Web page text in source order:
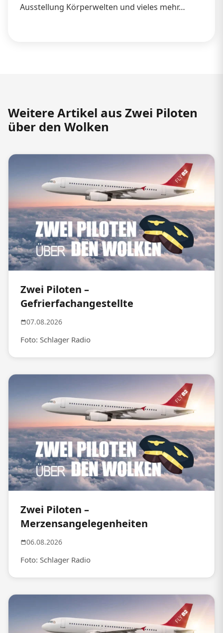
Ausstellung Körperwelten und vieles mehr…
Weitere Artikel aus Zwei Piloten
über den Wolken
Zwei Piloten –
Gefrierfachangestellte
07.08.2026
Foto: Schlager Radio
Zwei Piloten –
Merzensangelegenheiten
06.08.2026
Foto: Schlager Radio